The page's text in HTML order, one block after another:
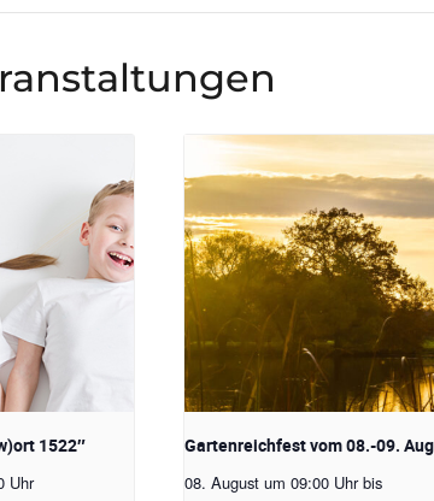
1522″
Uhr
Gartenreichfest vom 08.-09.
08. August um 09:00 Uhr bis